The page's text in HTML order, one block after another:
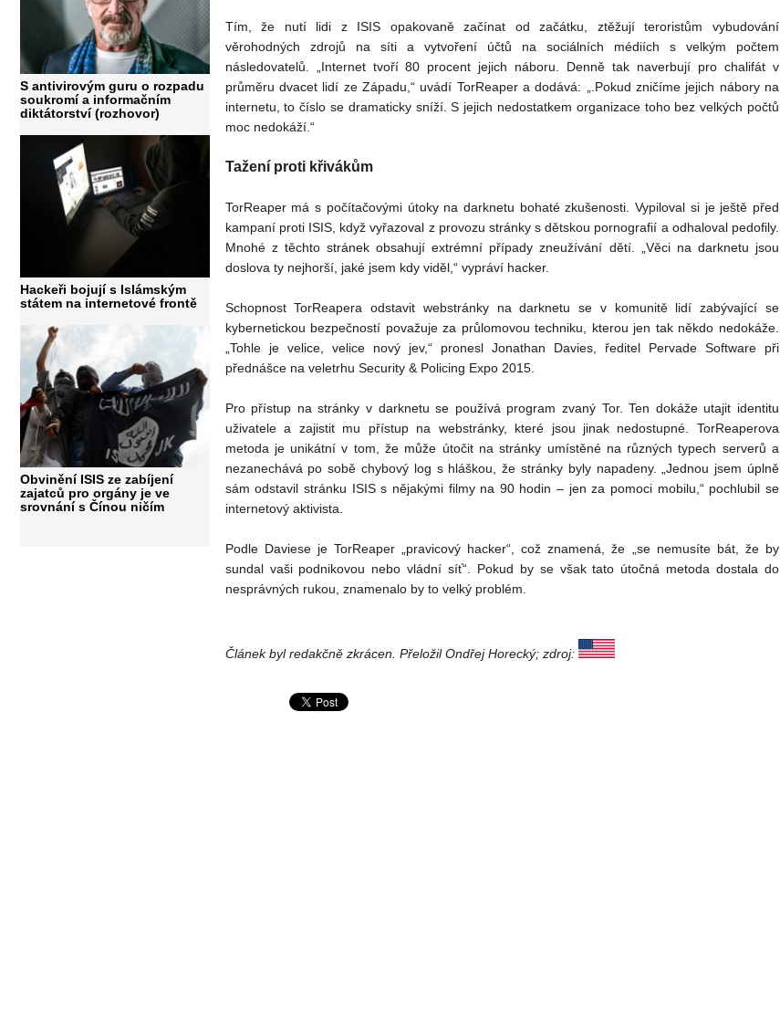
S antivirovým guru o rozpadu
soukromí a informačním
diktátorství (rozhovor)
Hackeři bojují s Islámským
státem na internetové frontě
Obvinění ISIS ze zabíjení
zajatců pro orgány je ve
srovnání s Čínou ničím
Tím, že nutí lidi z ISIS opakovaně začínat od začátku, ztěžují teroristům vybudování
věrohodných zdrojů na síti a vytvoření účtů na sociálních médiích s velkým počtem
následovatelů. „Internet tvoří 80 procent jejich náboru. Denně tak naverbují pro chalifát v
průměru dvacet lidí ze Západu,“ uvádí TorReaper a dodává: „.Pokud zničíme jejich nábory na
internetu, to číslo se dramaticky sníží. S jejich nedostatkem organizace toho bez velkých počtů
moc nedokáží.“
Tažení proti křivákům
TorReaper má s počítačovými útoky na darknetu bohaté zkušenosti. Vypiloval si je ještě před
kampaní proti ISIS, když vyřazoval z provozu stránky s dětskou pornografií a odhaloval pedofily.
Mnohé z těchto stránek obsahují extrémní případy zneužívání dětí. „Věci na darknetu jsou
doslova ty nejhorší, jaké jsem kdy viděl,“ vypráví hacker.
Schopnost TorReapera odstavit webstránky na darknetu se v komunitě lidí zabývající se
kybernetickou bezpečností považuje za průlomovou techniku, kterou jen tak někdo nedokáže.
„Tohle je velice, velice nový jev,“ pronesl Jonathan Davies, ředitel Pervade Software při
přednášce na veletrhu Security & Policing Expo 2015.
Pro přístup na stránky v darknetu se používá program zvaný Tor. Ten dokáže utajit identitu
uživatele a zajistit mu přístup na webstránky, které jsou jinak nedostupné. TorReaperova
metoda je unikátní v tom, že může útočit na stránky umístěné na různých typech serverů a
nezanechává po sobě chybový log s hláškou, že stránky byly napadeny. „Jednou jsem úplně
sám odstavil stránku ISIS s nějakými filmy na 90 hodin – jen za pomoci mobilu,“ pochlubil se
internetový aktivista.
Podle Daviese je TorReaper „pravicový hacker“, což znamená, že „se nemusíte bát, že by
sundal vaši podnikovou nebo vládní síť“. Pokud by se však tato útočná metoda dostala do
nesprávných rukou, znamenalo by to velký problém.
Článek byl redakčně zkrácen. Přeložil Ondřej Horecký; zdroj: